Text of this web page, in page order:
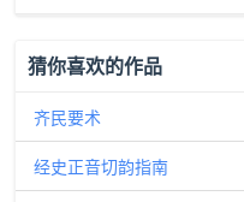
猜你喜欢的作品
齐民要术
经史正音切韵指南